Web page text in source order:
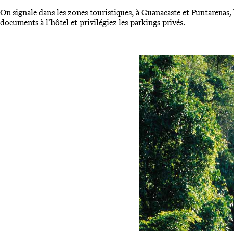
On signale dans les zones touristiques, à Guanacaste et Puntarenas,
documents à l’hôtel et privilégiez les parkings privés.